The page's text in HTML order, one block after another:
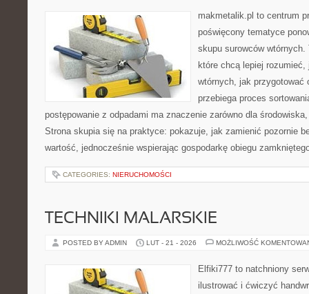
makmetalik.pl to centrum
poświęcony tematyce
skupu surowców
które chcą lepiej rozumieć,
wtórnych, jak przygotować
przebiega proces
postępowanie z odpadami ma znaczenie zarówno dla
Strona skupia się na praktyce: pokazuje, jak zamienić pozornie
wartość, jednocześnie wspierając gospodarkę obiegu
CATEGORIES: NIERUCHOMOŚCI
TECHNIKI MALARSKIE
POSTED BY ADMIN LUT - 21 - 2026 MOŻLIWOŚĆ
Elfiki777 to natchniony
ilustrować i ćwiczyć